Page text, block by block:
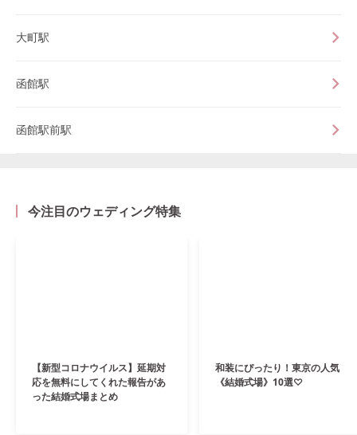
大町駅
函館駅
函館駅前駅
今注目のウェディング特集
【新型コロナウイルス】延期対
応を無料にしてくれた報告があ
った結婚式場まとめ
和装にぴったり！東京の人気
《結婚式場》10選♡